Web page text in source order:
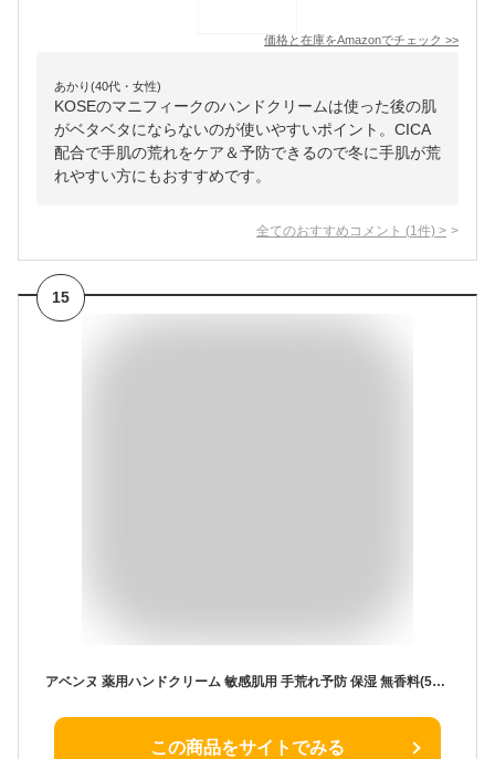
価格と在庫をAmazonでチェック >>
あかり(40代・女性)
KOSEのマニフィークのハンドクリームは使った後の肌
がベタベタにならないのが使いやすいポイント。CICA
配合で手肌の荒れをケア＆予防できるので冬に手肌が荒
れやすい方にもおすすめです。
全てのおすすめコメント (1 件) >
15
アベンヌ 薬用ハンドクリーム 敏感肌用 手荒れ予防 保湿 無香料(51g)【アベンヌ(Avene)】[保湿 ハンドケア 乾燥 手荒れ対策 敏感肌]
この商品をサイトでみる